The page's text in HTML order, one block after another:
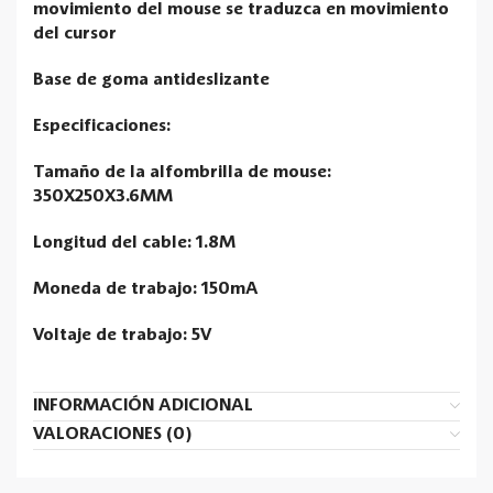
movimiento del mouse se traduzca en movimiento
del cursor
Base de goma antideslizante
Especificaciones:
Tamaño de la alfombrilla de mouse:
350X250X3.6MM
Longitud del cable: 1.8M
Moneda de trabajo: 150mA
Voltaje de trabajo: 5V
INFORMACIÓN ADICIONAL
VALORACIONES (0)